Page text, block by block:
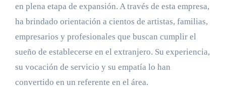
en plena etapa de expansión. A través de esta empresa,
ha brindado orientación a cientos de artistas, familias,
empresarios y profesionales que buscan cumplir el
sueño de establecerse en el extranjero. Su experiencia,
su vocación de servicio y su empatía lo han
convertido en un referente en el área.